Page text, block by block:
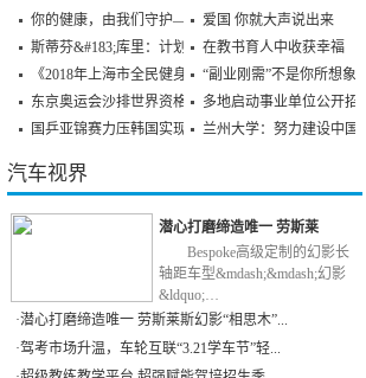
你的健康，由我们守护——
斯蒂芬&#183;库里：计划参
《2018年上海市全民健身发
东京奥运会沙排世界资格赛
国乒亚锦赛力压韩国实现男
爱国 你就大声说出来
在教书育人中收获幸福
“副业刚需”不是你所想象
多地启动事业单位公开招聘
兰州大学：努力建设中国特
汽车视界
潜心打磨缔造唯一 劳斯莱
Bespoke高级定制的幻影长
轴距车型&mdash;&mdash;幻影
&ldquo;…
·潜心打磨缔造唯一 劳斯莱斯幻影“相思木”...
·驾考市场升温，车轮互联“3.21学车节”轻...